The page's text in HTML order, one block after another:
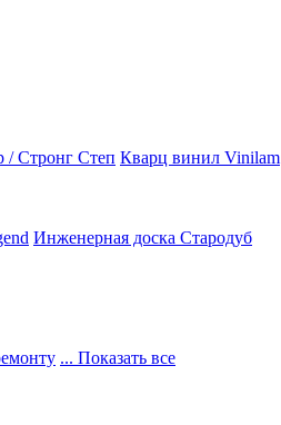
/ Стронг Степ Кварц винил Vinilam
Инженерная доска Стародуб
... Показать все